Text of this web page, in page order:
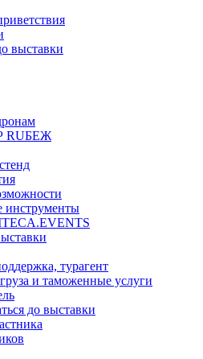
выставки
RUБЕЖ
инструменты
турагент
и таможенные услуги
до выставки